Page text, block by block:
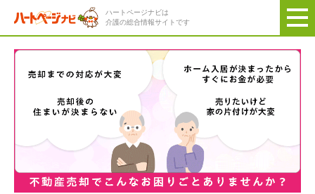
ハートページナビは
介護の総合情報サイトです